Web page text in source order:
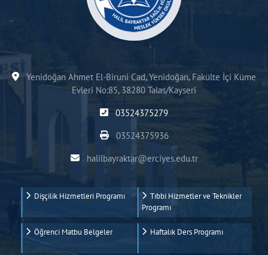
Yenidoğan Ahmet El-Biruni Cad, Yenidoğan, Fakülte İçi Küme
Evleri No:85, 38280 Talas/Kayseri
03524375279
03524375936
halilbayraktar@erciyes.edu.tr
Dişçilik Hizmetleri Programı
Tıbbi Hizmetler ve Teknikler
Programı
Öğrenci Matbu Belgeler Haftalık Ders Programı